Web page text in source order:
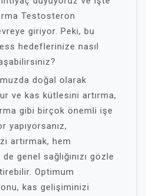
Testosteron
giriyor. Peki, bu
hedeflerinize nasıl
doğal olarak
ve kas kütlesini artırma,
gibi birçok önemli işe
yapıyorsanız,
artırmak, hem
genel sağlığınızı gözle
Optimum
kas gelişiminizi